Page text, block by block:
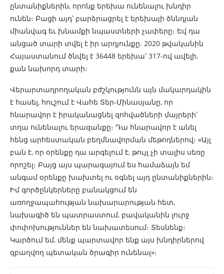
ընտանիքներին, որոնք երեխա ունենալու խնդիր
ունեն։ Բացի այդ՝ բարձրացրել է երեխայի ծննդյան
միանվագ եւ խնամքի նպաստների չափերը։ Եվ դա
անցած տարի տվել է իր արդյունքը. 2020 թվականին
Հայաստանում ծնվել է 36448 երեխա՝ 317-ով ավելի,
քան նախորդ տարի։
Վերարտադրողական բժշկությունն այն մակարդակին
է հասել, հուշում է Վահե Տեր-Մինասյանը, որ
հնարավոր է իրականացնել զոհվածների մայրերի՝
տղա ունենալու երազանքը։ Դա հնարավոր է անել
հենց արհեստական բեղմնավորման մեթոդներով։ «Այլ
բան է, որ օրենքը դա արգելում է, թույլ չի տալիս սեռը
որոշել։ Բայց այս պարագայում ես համաձայն եմ
անգամ օրենքը խախտել ու օգնել այդ ընտանիքներին։
Իմ գործընկերները բանակցում են
առողջապահության նախարարության հետ,
նախագիծ են պատրաստում, բավականին լուրջ
փոփոխություններ են նախատեսում։ Տեսնենք։
Կարծում եմ, մենք պարտավոր ենք այս խնդիրներով
զբաղվող պետական ծրագիր ունենալ»։